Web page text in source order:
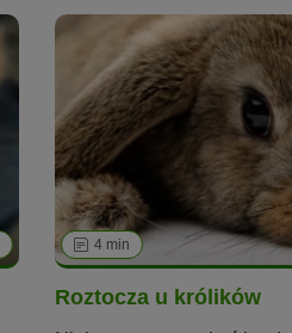
4 min
Roztocza u królików